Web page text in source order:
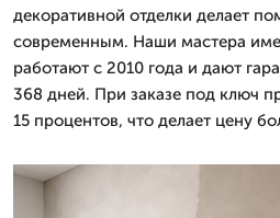
декоративной отделки делает
современным. Наши мастера
работают с 2010 года и дают
368 дней. При заказе под ключ
15 процентов, что делает цену